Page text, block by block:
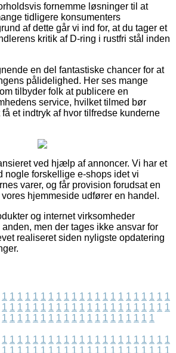
fornemme løsninger til at
tidligere konsumenters
af dette går vi ind for, at du tager et
kritik af D-ring i rustfri stål inden
en del fantastiske chancer for at
pålidelighed. Her ses mange
tilbyder folk at publicere en
service, hvilket tilmed bør
et indtryk af hvor tilfredse kunderne
ved hjælp af annoncer. Vi har et
nogle forskellige e-shops idet vi
varer, og får provision forudsat en
hjemmeside udfører en handel.
og internet virksomheder
men der tages ikke ansvar for
realiseret siden nyligste opdatering
1 1 1 1 1 1 1 1 1 1 1 1 1 1 1 1 1 1 1 1 1 1
1 1 1 1 1 1 1 1 1 1 1 1 1 1 1 1 1 1 1 1 1 1
1 1 1 1 1 1 1 1 1 1 1 1 1 1 1 1 1 1 1 1
1 1 1 1 1 1 1 1 1 1 1 1 1 1 1 1 1 1 1 1 1 1
1 1 1 1 1 1 1 1 1 1 1 1 1 1 1 1 1 1 1 1 1 1